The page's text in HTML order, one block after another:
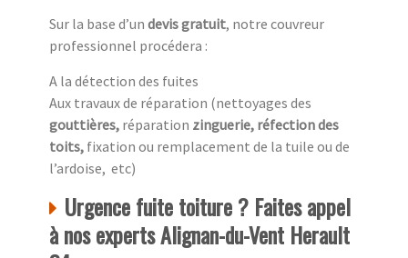
Sur la base d’un devis gratuit, notre couvreur
professionnel procédera :
A la détection des fuites
Aux travaux de réparation (nettoyages des
gouttières, réparation zinguerie, réfection des
toits, fixation ou remplacement de la tuile ou de
l’ardoise, etc)
Urgence fuite toiture ? Faites appel
à nos experts Alignan-du-Vent Herault